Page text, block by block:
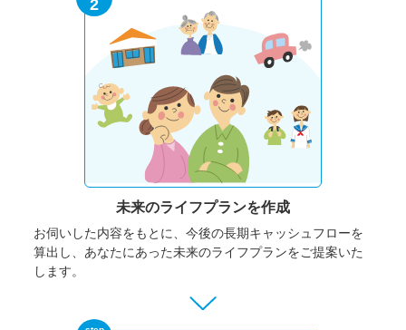
2
未来のライフプランを作成
お伺いした内容をもとに、今後の長期キャッシュフローを
算出し、あなたにあった未来のライフプランをご提案いた
します。